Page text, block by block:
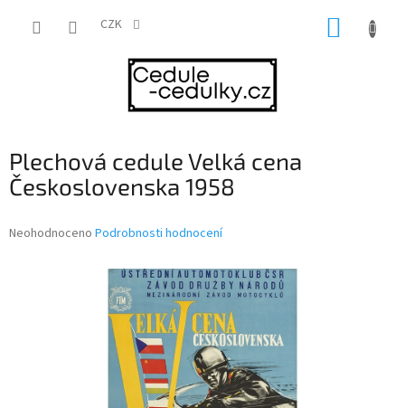
CZK
Plechová cedule Velká cena
Československa 1958
Průměrné
Neohodnoceno Podrobnosti hodnocení